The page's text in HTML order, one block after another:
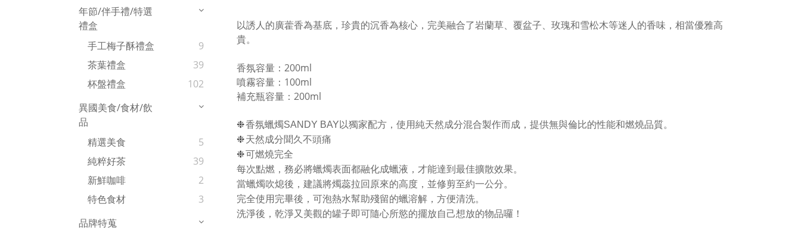
年節/伴手禮/特選
禮盒
手工梅子酥禮盒
9
茶葉禮盒
39
杯盤禮盒
102
異國美食/食材/飲
品
精選美食
5
純粹好茶
39
新鮮咖啡
2
特色食材
3
品牌特蒐
以誘人的廣藿香為基底，珍貴的沉香為核心，完美融合了岩蘭草、覆盆子、玫瑰和雪松木等迷人的香味，相當優雅高
貴。
香氛容量：200ml
噴霧容量：100ml
補充瓶容量：200ml
❉香氛蠟燭SANDY BAY以獨家配方，使用純天然成分混合製作而成，提供無與倫比的性能和燃燒品質。
❉天然成分聞久不頭痛
❉可燃燒完全
每次點燃，務必將蠟燭表面都融化成蠟液，才能達到最佳擴散效果。
當蠟燭吹熄後，建議將燭蕊拉回原來的高度，並修剪至約一公分。
完全使用完畢後，可泡熱水幫助殘留的蠟溶解，方便清洗。
洗淨後，乾淨又美觀的罐子即可隨心所慾的擺放自己想放的物品囉！